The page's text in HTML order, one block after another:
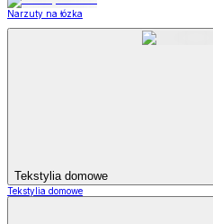
Narzuty na łózka
Tekstylia domowe
Tekstylia domowe